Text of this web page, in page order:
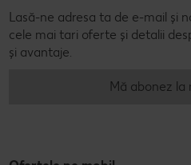
Lasă-ne adresa ta de e-mail și
cele mai tari oferte și detalii
și avantaje.
Mă abonez la